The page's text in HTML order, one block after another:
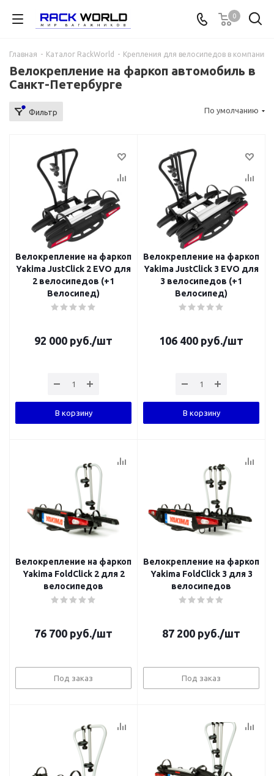
0
Главная - Каталог RackWorld - Крепления для велосипедов в компании
Велокрепление на фаркоп автомобиль в
Санкт-Петербурге
Фильтр По умолчанию
Велокрепление на фаркоп
Yakima JustClick 2 EVO для
2 велосипедов (+1
Велосипед)
92 000 руб./шт
В корзину
Велокрепление на фаркоп
Yakima JustClick 3 EVO для
3 велосипедов (+1
Велосипед)
106 400 руб./шт
В корзину
Велокрепление на фаркоп
Yakima FoldClick 2 для 2
велосипедов
76 700 руб./шт
Под заказ
Велокрепление на фаркоп
Yakima FoldClick 3 для 3
велосипедов
87 200 руб./шт
Под заказ